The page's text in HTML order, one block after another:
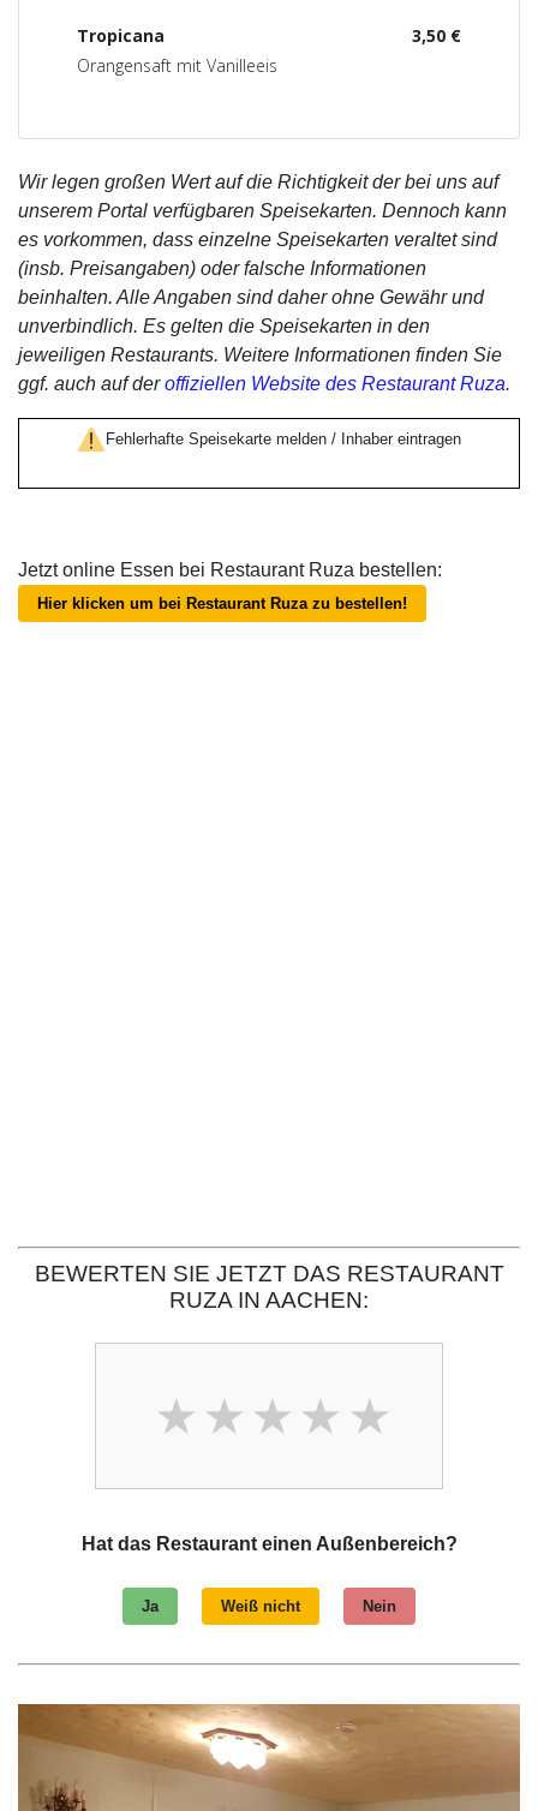
3,50 €
Tropicana
Orangensaft mit Vanilleeis
Wir legen großen Wert auf die Richtigkeit der bei uns auf
unserem Portal verfügbaren Speisekarten. Dennoch kann
es vorkommen, dass einzelne Speisekarten veraltet sind
(insb. Preisangaben) oder falsche Informationen
beinhalten. Alle Angaben sind daher ohne Gewähr und
unverbindlich. Es gelten die Speisekarten in den
jeweiligen Restaurants. Weitere Informationen finden Sie
ggf. auch auf deroffiziellen Website des Restaurant Ruza.
Fehlerhafte Speisekarte melden / Inhaber eintragen
Jetzt online Essen bei Restaurant Ruza bestellen:
Hier klicken um bei Restaurant Ruza zu bestellen!
BEWERTEN SIE JETZT DAS RESTAURANT
RUZA IN AACHEN:
Hat das Restaurant einen Außenbereich?
Ja Weiß nicht Nein